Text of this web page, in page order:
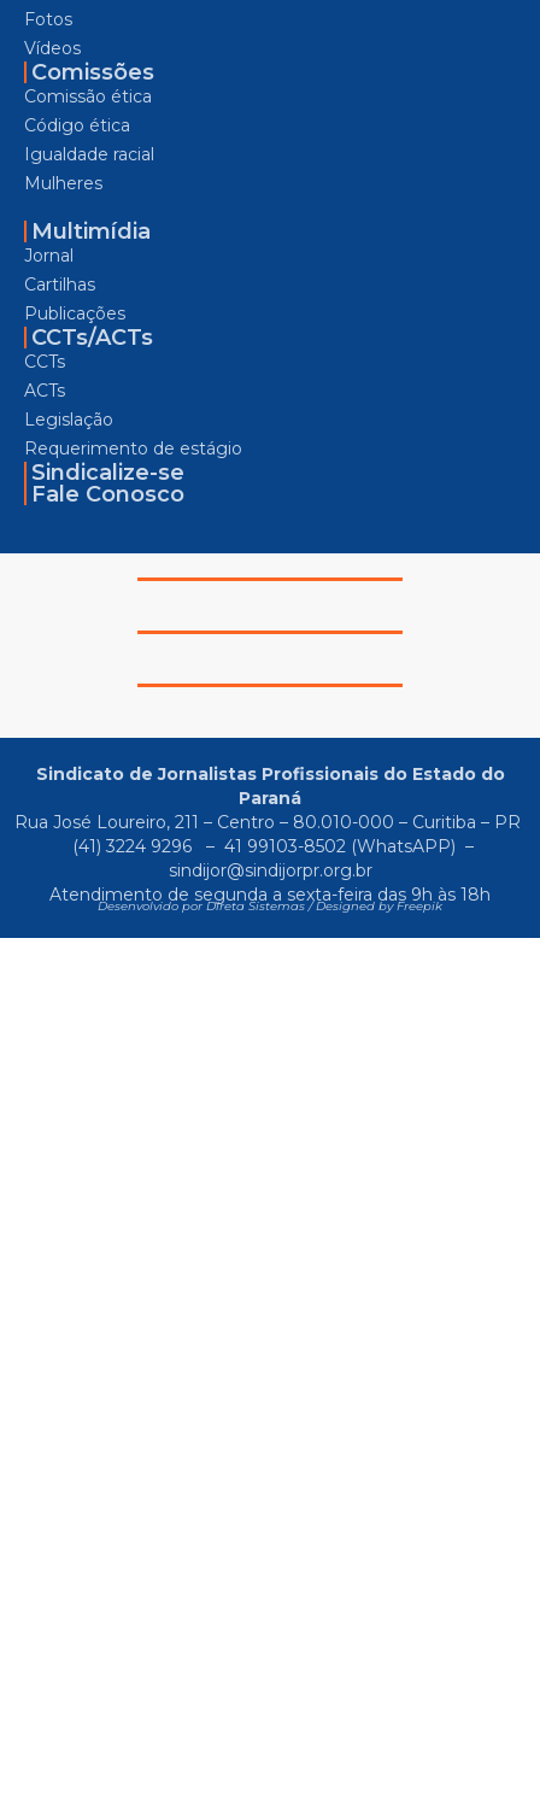
Fotos
Vídeos
Comissões
Comissão ética
Código ética
Igualdade racial
Mulheres
Multimídia
Jornal
Cartilhas
Publicações
CCTs/ACTs
CCTs
ACTs
Legislação
Requerimento de estágio
Sindicalize-se
Fale Conosco
Sindicato de Jornalistas Profissionais do Estado do
Paraná
Rua José Loureiro, 211 – Centro – 80.010-000 – Curitiba – PR
(41) 3224 9296
– 41 99103-8502(WhatsAPP) –
sindijor@sindijorpr.org.br
Atendimento de segunda a sexta-feira das 9h às 18h
Desenvolvido por Direta Sistemas /Designed by Freepik